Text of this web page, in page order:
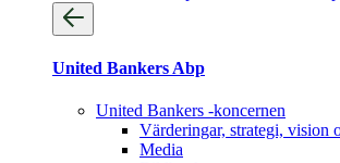
United Bankers Abp
United Bankers -koncernen
Värderingar, strategi, vision
Media